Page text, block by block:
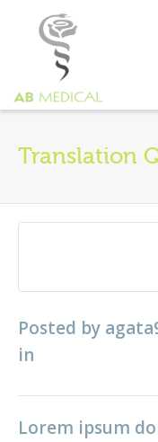
Translation
Posted by
in
Lorem ipsum